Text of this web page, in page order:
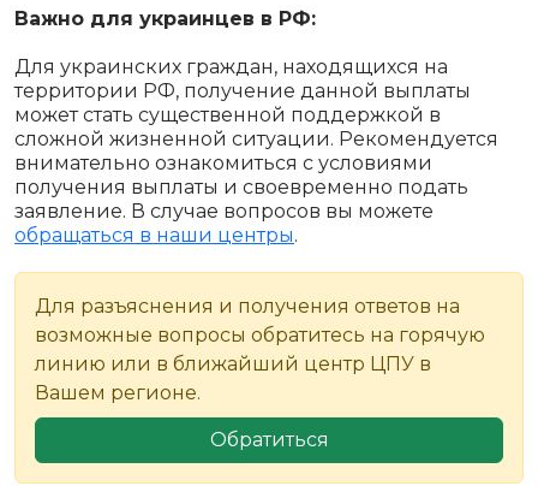
Важно для украинцев в РФ:
Для украинских граждан, находящихся на
территории РФ, получение данной выплаты
может стать существенной поддержкой в
сложной жизненной ситуации. Рекомендуется
внимательно ознакомиться с условиями
получения выплаты и своевременно подать
заявление. В случае вопросов вы можете
обращаться в наши центры.
Для разъяснения и получения ответов на
возможные вопросы обратитесь на горячую
линию или в ближайший центр ЦПУ в
Вашем регионе.
Обратиться